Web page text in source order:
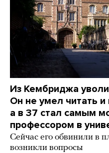
Из Кембриджа
Он не умел читать и
а в 37 стал самым
профессором в
Сейчас его обвинили в
возникли вопросы